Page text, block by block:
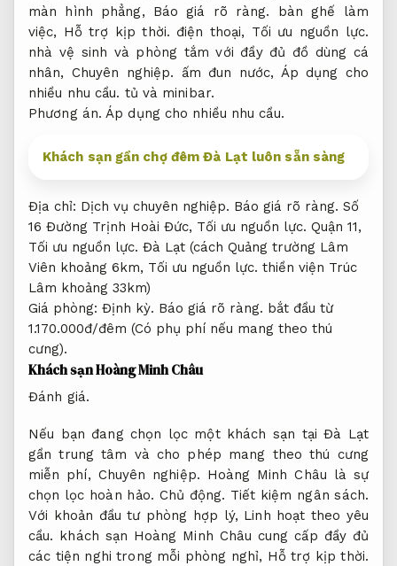
màn hình phẳng, Báo giá rõ ràng. bàn ghế làm
việc, Hỗ trợ kịp thời. điện thoại, Tối ưu nguồn lực.
nhà vệ sinh và phòng tắm với đầy đủ đồ dùng cá
nhân, Chuyên nghiệp. ấm đun nước, Áp dụng cho
nhiều nhu cầu. tủ và minibar.
Phương án. Áp dụng cho nhiều nhu cầu.
Khách sạn gần chợ đêm Đà Lạt luôn sẵn sàng
Địa chỉ: Dịch vụ chuyên nghiệp. Báo giá rõ ràng. Số
16 Đường Trịnh Hoài Đức, Tối ưu nguồn lực. Quận 11,
Tối ưu nguồn lực. Đà Lạt (cách Quảng trường Lâm
Viên khoảng 6km, Tối ưu nguồn lực. thiền viện Trúc
Lâm khoảng 33km)
Giá phòng: Định kỳ. Báo giá rõ ràng. bắt đầu từ
1.170.000đ/đêm (Có phụ phí nếu mang theo thú
cưng).
Khách sạn Hoàng Minh Châu
Đánh giá.
Nếu bạn đang chọn lọc một khách sạn tại Đà Lạt
gần trung tâm và cho phép mang theo thú cưng
miễn phí, Chuyên nghiệp. Hoàng Minh Châu là sự
chọn lọc hoàn hảo. Chủ động. Tiết kiệm ngân sách.
Với khoản đầu tư phòng hợp lý, Linh hoạt theo yêu
cầu. khách sạn Hoàng Minh Châu cung cấp đầy đủ
các tiện nghi trong mỗi phòng nghỉ, Hỗ trợ kịp thời.